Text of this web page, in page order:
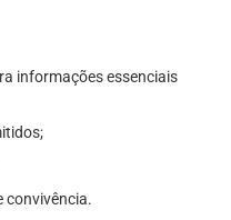
informações essenciais
convivência.